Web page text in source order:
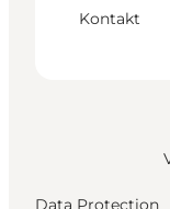
Kontakt
Data Protection